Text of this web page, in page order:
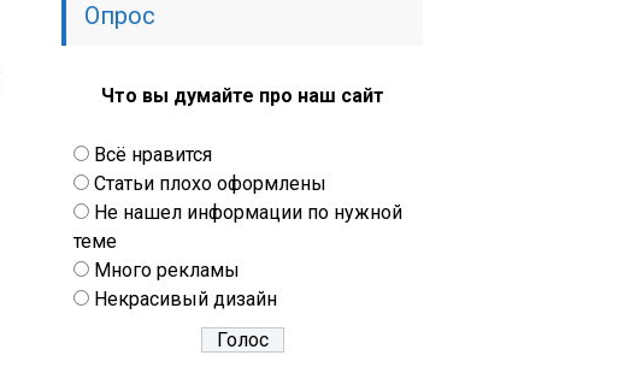
Опрос
Что вы думайте про наш сайт
Всё нравится
Статьи плохо оформлены
Не нашел информации по нужной
теме
Много рекламы
Некрасивый дизайн